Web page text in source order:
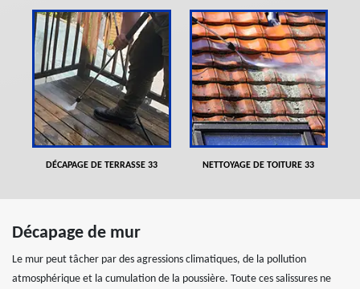
DÉCAPAGE DE TERRASSE 33 NETTOYAGE DE TOITURE 33
Décapage de mur
Le mur peut tâcher par des agressions climatiques, de la pollution
atmosphérique et la cumulation de la poussière. Toute ces salissures ne